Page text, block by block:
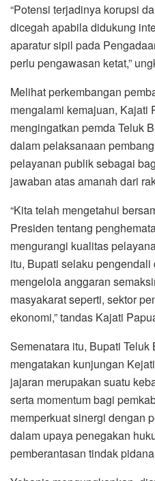
“Potensi terjadinya korupsi
dicegah apabila didukung
aparatur sipil pada
perlu pengawasan ketat,”
Melihat perkembangan
mengalami kemajuan, Kajati
mengingatkan pemda Teluk
dalam pelaksanaan
pelayanan publik sebagai
jawaban atas amanah dari
“Kita telah mengetahui
Presiden tentang
mengurangi kualitas
itu, Bupati selaku
mengelola anggaran
masyakarat seperti, sektor
ekonomi,” tandas Kajati
Semenatara itu, Bupati
mengatakan kunjungan
jajaran merupakan suatu
serta momentum bagi
memperkuat sinergi dengan
dalam upaya penegakan
pemberantasan tindak